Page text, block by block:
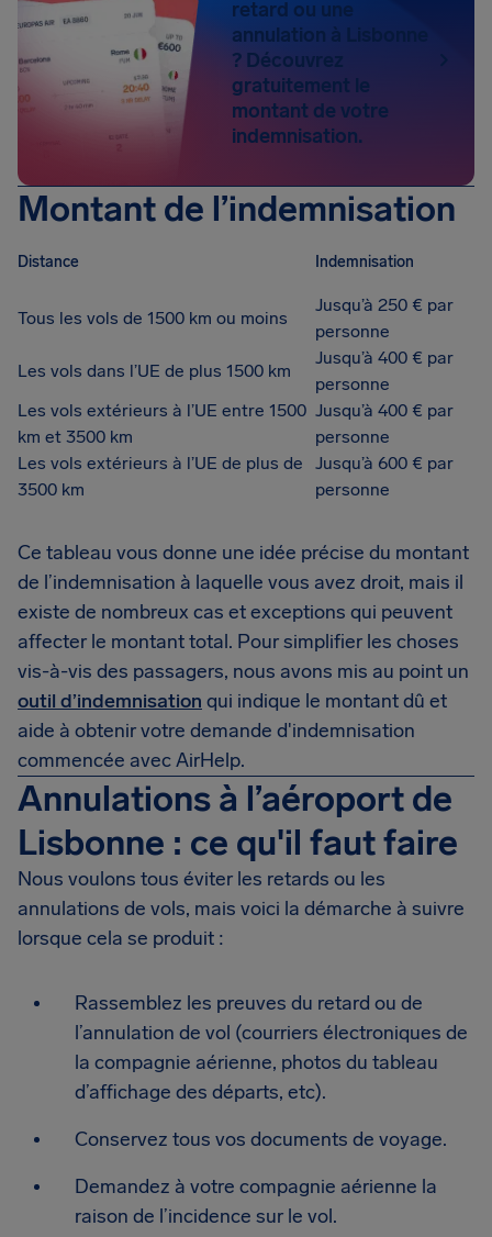
retard ou une
annulation à Lisbonne
? Découvrez
gratuitement le
montant de votre
indemnisation.
Montant de l’indemnisation
Distance Indemnisation
Tous les vols de 1500 km ou moins
Jusqu’à 250 € par
personne
Les vols dans l’UE de plus 1500 km
Jusqu’à 400 € par
personne
Les vols extérieurs à l’UE entre 1500
km et 3500 km
Jusqu’à 400 € par
personne
Les vols extérieurs à l’UE de plus de
3500 km
Jusqu’à 600 € par
personne
Ce tableau vous donne une idée précise du montant
de l’indemnisation à laquelle vous avez droit, mais il
existe de nombreux cas et exceptions qui peuvent
affecter le montant total. Pour simplifier les choses
vis-à-vis des passagers, nous avons mis au point un
outil d’indemnisation qui indique le montant dû et
aide à obtenir votre demande d'indemnisation
commencée avec AirHelp.
Annulations à l’aéroport de
Lisbonne : ce qu'il faut faire
Nous voulons tous éviter les retards ou les
annulations de vols, mais voici la démarche à suivre
lorsque cela se produit :
Rassemblez les preuves du retard ou de
l’annulation de vol (courriers électroniques de
la compagnie aérienne, photos du tableau
d’affichage des départs, etc).
Conservez tous vos documents de voyage.
Demandez à votre compagnie aérienne la
raison de l’incidence sur le vol.